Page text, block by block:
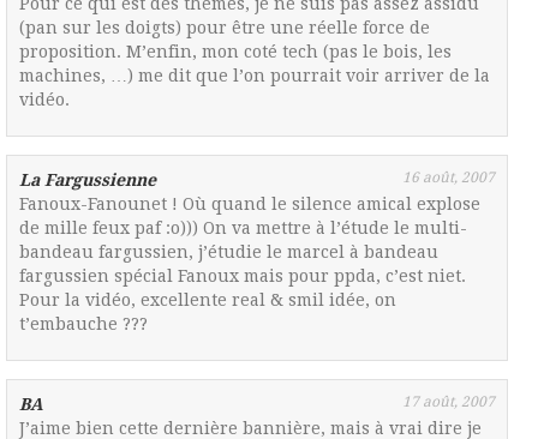
(pan sur les doigts) pour être une réelle force de
proposition. M’enfin, mon coté tech (pas le bois, les
machines, …) me dit que l’on pourrait voir arriver de la
vidéo.
La Fargussienne 16 août, 2007
Fanoux-Fanounet ! Où quand le silence amical explose
de mille feux paf :o))) On va mettre à l’étude le multi-
bandeau fargussien, j’étudie le marcel à bandeau
fargussien spécial Fanoux mais pour ppda, c’est niet.
Pour la vidéo, excellente real & smil idée, on
t’embauche ???
BA 17 août, 2007
J’aime bien cette dernière bannière, mais à vrai dire je